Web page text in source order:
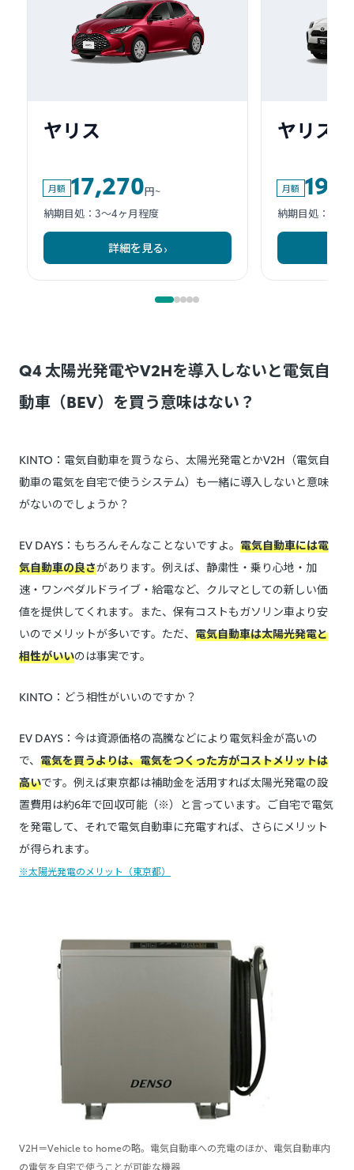
Q4 太陽光発電やV2Hを導入しないと電気自
動車（BEV）を買う意味はない？
KINTO：電気自動車を買うなら、太陽光発電とかV2H（電気自
動車の電気を自宅で使うシステム）も一緒に導入しないと意味
がないのでしょうか？
EV DAYS：もちろんそんなことないですよ。 電気自動車には電
気自動車の良さがあります。例えば、静粛性・乗り心地・加
速・ワンペダルドライブ・給電など、クルマとしての新しい価
値を提供してくれます。また、保有コストもガソリン車より安
いのでメリットが多いです。ただ、 電気自動車は太陽光発電と
相性がいいのは事実です。
KINTO：どう相性がいいのですか？
EV DAYS：今は資源価格の高騰などにより電気料金が高いの
で、 電気を買うよりは、電気をつくった方がコストメリットは
高いです。例えば東京都は補助金を活用すれば太陽光発電の設
置費用は約6年で回収可能（※）と言っています。ご自宅で電気
を発電して、それで電気自動車に充電すれば、さらにメリット
が得られます。
※太陽光発電のメリット（東京都）
V2H＝Vehicle to homeの略。電気自動車への充電のほか、電気自動車内
の電気を自宅で使うことが可能な機器